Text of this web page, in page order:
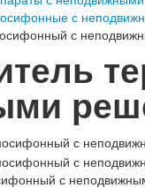
с
с
с